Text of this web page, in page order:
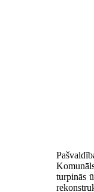
turpinās